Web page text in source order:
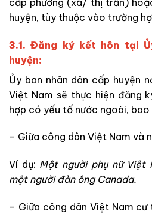
huyện, tùy thuộc vào trường
3.1. Đăng ký kết hôn tại
huyện:
Ủy ban nhân dân cấp huyện
Việt Nam sẽ thực hiện đăng
hợp có yếu tố nước ngoài, bao
– Giữa công dân Việt Nam và
Ví dụ: Một người phụ nữ Việt
một người đàn ông Canada.
– Giữa công dân Việt Nam